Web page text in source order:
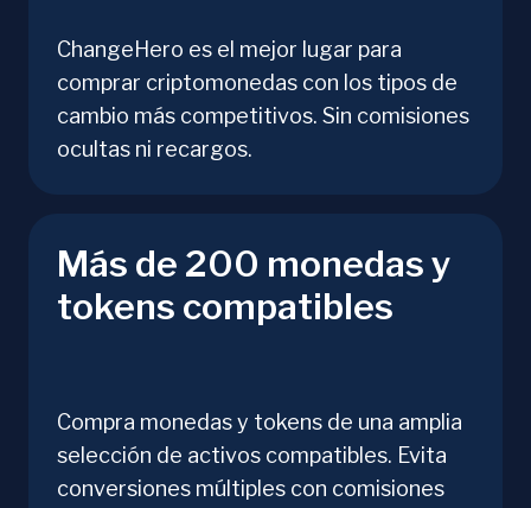
ChangeHero es el mejor lugar para
comprar criptomonedas con los tipos de
cambio más competitivos. Sin comisiones
ocultas ni recargos.
Más de 200 monedas y
tokens compatibles
Compra monedas y tokens de una amplia
selección de activos compatibles. Evita
conversiones múltiples con comisiones